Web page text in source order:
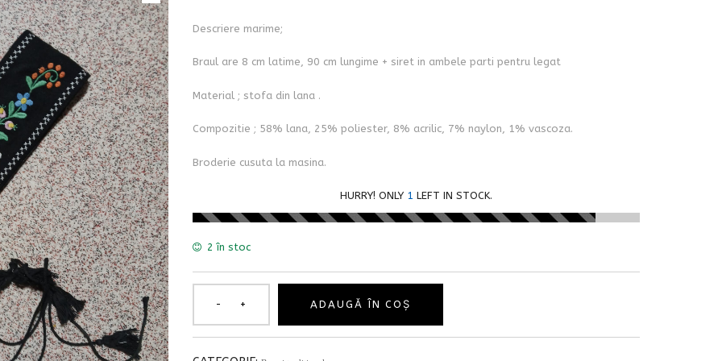
Descriere marime;
Braul are 8 cm latime, 90 cm lungime + siret in ambele parti pentru legat
Material ; stofa din lana .
Compozitie ; 58% lana, 25% poliester, 8% acrilic, 7% naylon, 1% vascoza.
Broderie cusuta la masina.
HURRY! ONLY 1 LEFT IN STOCK.
2 în stoc
ADAUGĂ ÎN COȘ